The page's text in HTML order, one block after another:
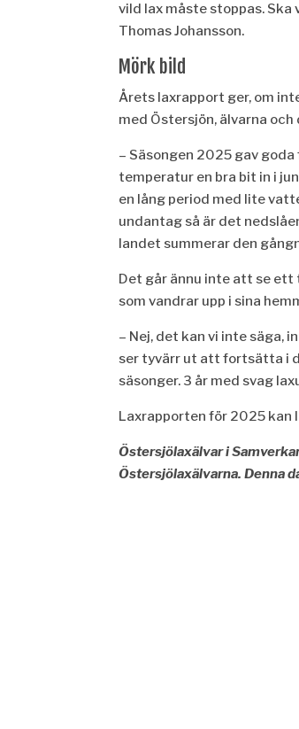
vild lax måste stoppas.
Thomas Johansson.
Mörk bild
Årets laxrapport ger, om
med Östersjön, älvarna och
– Säsongen 2025 gav
temperatur en bra bit in i
en lång period med lite
undantag så är det
landet summerar den
Det går ännu inte att se ett
som vandrar upp i sina
– Nej, det kan vi inte säga,
ser tyvärr ut att fortsätta i
säsonger. 3 år med svag
Laxrapporten för 2025 kan
Östersjölaxälvar i
Östersjölaxälvarna. Denna